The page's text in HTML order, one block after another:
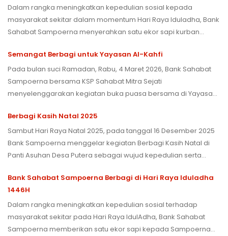
Pak Hendra Rahardja.
Dalam rangka meningkatkan kepedulian sosial kepada
masyarakat sekitar dalam momentum Hari Raya Iduladha, Bank
Sahabat Sampoerna menyerahkan satu ekor sapi kurban
yang membutuhkan di sekitar gedung Sampoerna Strategic
Square.
Semangat Berbagi untuk Yayasan Al-Kahfi
Pada bulan suci Ramadan, Rabu, 4 Maret 2026, Bank Sahabat
Sampoerna bersama KSP Sahabat Mitra Sejati
menyelenggarakan kegiatan buka puasa bersama di Yayasan
berbagi kebahagiaan dengan anak-anak yayasan.
Berbagi Kasih Natal 2025
Sambut Hari Raya Natal 2025, pada tanggal 16 Desember 2025
Bank Sampoerna menggelar kegiatan Berbagi Kasih Natal di
Panti Asuhan Desa Putera sebagai wujud kepedulian serta
asuhan.
Bank Sahabat Sampoerna Berbagi di Hari Raya Iduladha
1446H
Dalam rangka meningkatkan kepedulian sosial terhadap
masyarakat sekitar pada Hari Raya IdulAdha, Bank Sahabat
Sampoerna memberikan satu ekor sapi kepada Sampoerna